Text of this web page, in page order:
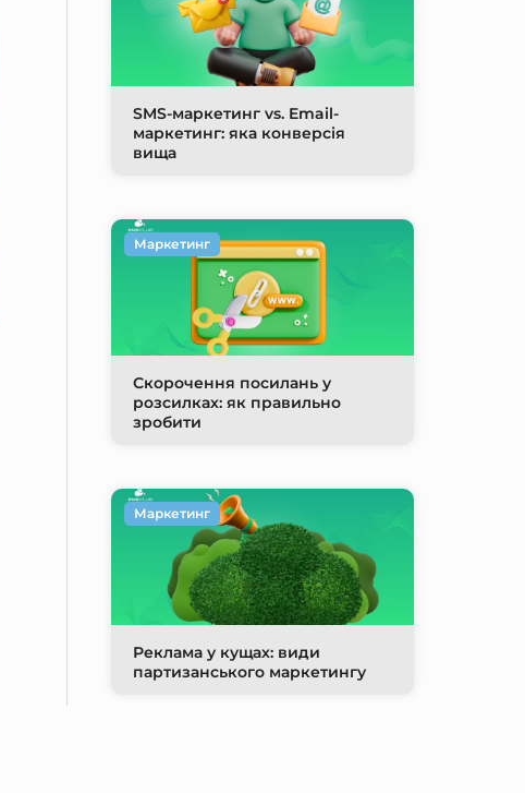
SMS-маркетинг vs. Email-
маркетинг: яка конверсія
вища
Скорочення посилань у
розсилках: як правильно
зробити
Маркетинг
Реклама у кущах: види
партизанського маркетингу
Маркетинг